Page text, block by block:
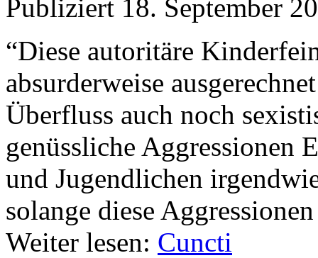
Publiziert 18. September
“Diese autoritäre
absurderweise
Überfluss auch noch
genüssliche Aggressionen
und Jugendlichen
solange diese
Weiter lesen: Cuncti